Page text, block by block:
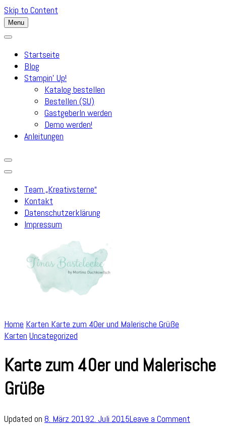
Skip to Content
Menu
Startseite
Blog
Stampin’ Up!
Katalog bestellen
Bestellen (SU)
GastgeberIn werden
Demo werden!
Anleitungen
Team „Kreativsterne“
Kontakt
Datenschutzerklärung
Impressum
Home Karten Karte zum 40er und Malerische Grüße
Karten Uncategorized
Karte zum 40er und Malerische
Grüße
Updated on 8. März 20192. Juli 2015Leave a Comment